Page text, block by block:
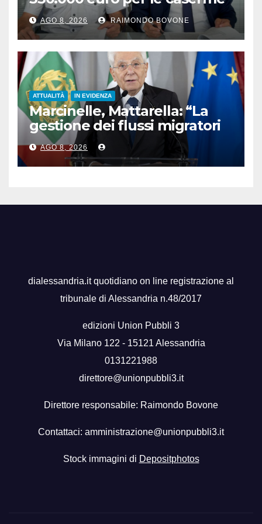
della Guardia di Finanza
AGO 8, 2026 RAIMONDO BOVONE
ATTUALITÀ IN EVIDENZA
Marcinelle, Mattarella: “La
gestione dei flussi migratori
rispetti la dignità delle
persone”
AGO 8, 2026
dialessandria.it quotidiano on line registrazione al
tribunale di Alessandria n.48/2017
edizioni Union Pubbli 3
Via Milano 122 - 15121 Alessandria
0131221988
direttore@unionpubbli3.it
Direttore responsabile: Raimondo Bovone
Contattaci: amministrazione@unionpubbli3.it
Stock immagini di Depositphotos